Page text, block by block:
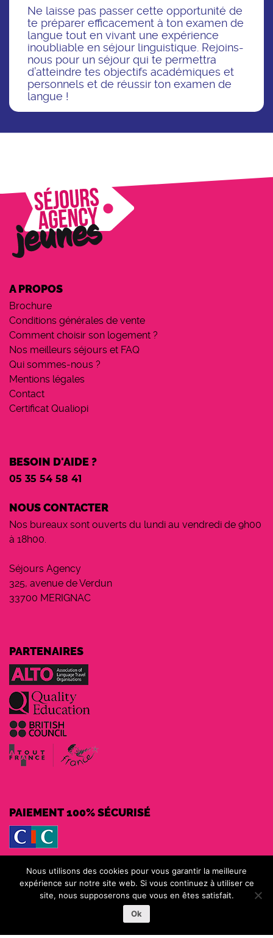
Ne laisse pas passer cette opportunité de
te préparer efficacement à ton examen de
langue tout en vivant une expérience
inoubliable en séjour linguistique. Rejoins-
nous pour un séjour qui te permettra
d’atteindre tes objectifs académiques et
personnels et de réussir ton examen de
langue !
A PROPOS
Brochure
Conditions générales de vente
Comment choisir son logement ?
Nos meilleurs séjours et FAQ
Qui sommes-nous ?
Mentions légales
Contact
Certificat Qualiopi
BESOIN D'AIDE ?
05 35 54 58 41
NOUS CONTACTER
Nos bureaux sont ouverts du lundi au vendredi de 9h00
à 18h00.
Séjours Agency
325, avenue de Verdun
33700 MERIGNAC
PARTENAIRES
PAIEMENT 100% SÉCURISÉ
MOYENS DE PAIEMENT
Nous utilisons des cookies pour vous garantir la meilleure
expérience sur notre site web. Si vous continuez à utiliser ce
site, nous supposerons que vous en êtes satisfait.
Ok